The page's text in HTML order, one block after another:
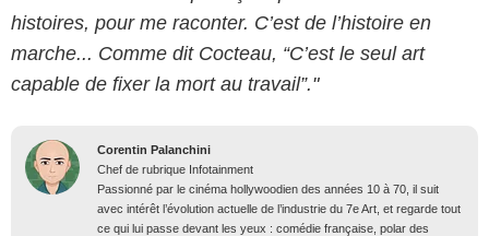
histoires, pour me raconter. C’est de l’histoire en
marche... Comme dit Cocteau, “C’est le seul art
capable de fixer la mort au travail”."
Corentin Palanchini
Chef de rubrique Infotainment
Passionné par le cinéma hollywoodien des années 10 à 70, il suit
avec intérêt l’évolution actuelle de l’industrie du 7e Art, et regarde tout
ce qui lui passe devant les yeux : comédie française, polar des